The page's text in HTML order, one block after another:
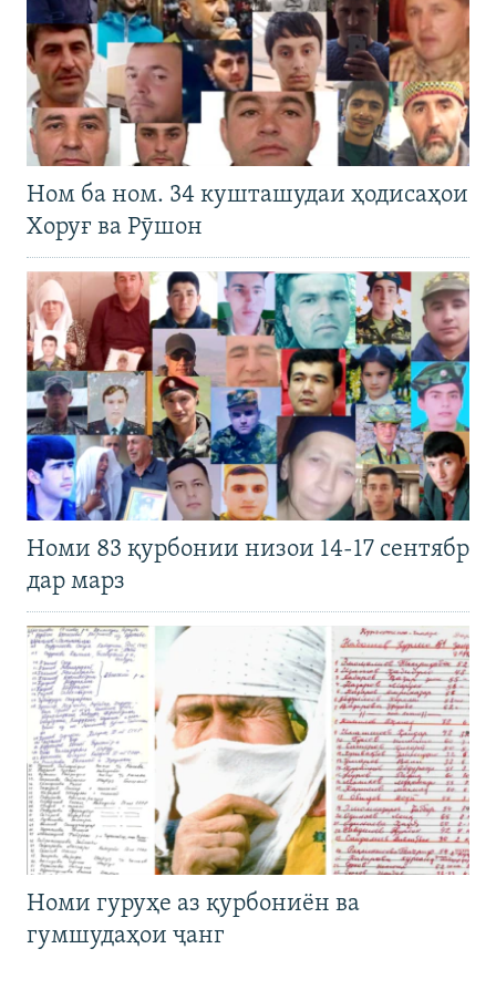
Ном ба ном. 34 кушташудаи ҳодисаҳои
Хоруғ ва Рӯшон
Номи 83 қурбонии низои 14-17 сентябр
дар марз
Номи гуруҳе аз қурбониён ва
гумшудаҳои ҷанг